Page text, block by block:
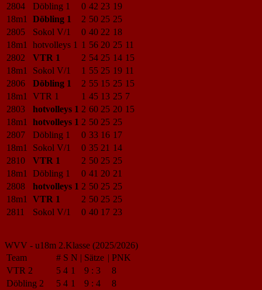
2804
Döbling 1 0 42 23 19
18m1
Döbling 1 2 50 25 25
2805
Sokol V/1 0 40 22 18
18m1
hotvolleys 1 1 56 20 25 11
2802
VTR 1 2 54 25 14 15
18m1
Sokol V/1 1 55 25 19 11
2806
Döbling 1 2 55 15 25 15
18m1
VTR 1 1 45 13 25 7
2803
hotvolleys 1 2 60 25 20 15
18m1
hotvolleys 1 2 50 25 25
2807
Döbling 1 0 33 16 17
18m1
Sokol V/1 0 35 21 14
2810
VTR 1 2 50 25 25
18m1
Döbling 1 0 41 20 21
2808
hotvolleys 1 2 50 25 25
18m1
VTR 1 2 50 25 25
2811
Sokol V/1 0 40 17 23
WVV - u18m 2.Klasse (2025/2026)
Team
# S N | Sätze | PNK
VTR 2
5 4 1 9 : 3
8
Döbling 2
5 4 1 9 : 4
8